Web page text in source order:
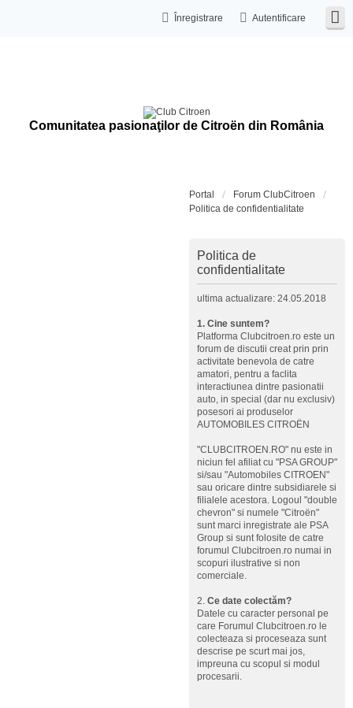
Autentificare
Înregistrare
Comunitatea pasionaţilor de Citroën din România
Portal
Forum ClubCitroen
Politica de confidentialitate
Politica de
confidentialitate
ultima actualizare: 24.05.2018
1. Cine suntem?
Platforma Clubcitroen.ro este un
forum de discutii creat prin prin
activitate benevola de catre
amatori, pentru a faclita
interactiunea dintre pasionatii
auto, in special (dar nu exclusiv)
posesori ai produselor
AUTOMOBILES CITROËN
"CLUBCITROEN.RO" nu este in
niciun fel afiliat cu "PSA GROUP"
si/sau "Automobiles CITROEN"
sau oricare dintre subsidiarele si
filialele acestora. Logoul "double
chevron" si numele "Citroën"
sunt marci inregistrate ale PSA
Group si sunt folosite de catre
forumul Clubcitroen.ro numai in
scopuri ilustrative si non
comerciale.
2. Ce date colectăm?
Datele cu caracter personal pe
care Forumul Clubcitroen.ro le
colecteaza si proceseaza sunt
descrise pe scurt mai jos,
impreuna cu scopul si modul
procesarii.